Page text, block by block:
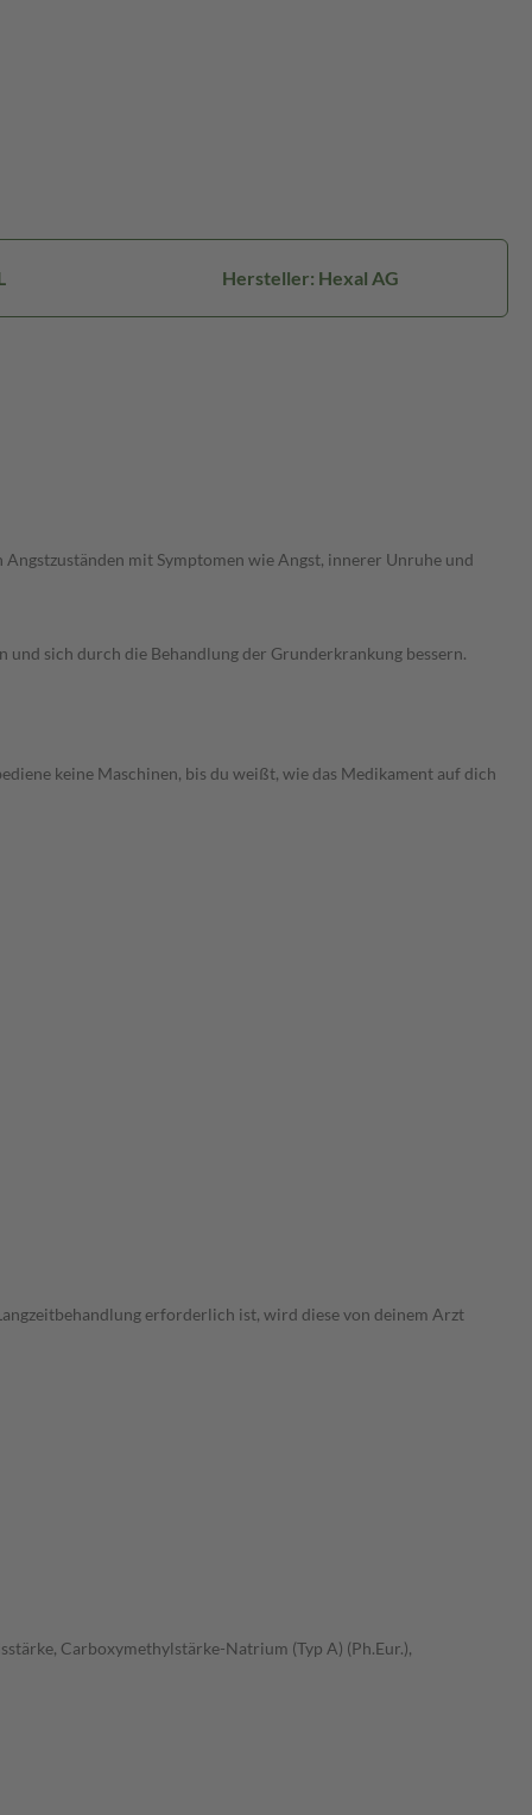
Hersteller: Hexal AG
mit Symptomen wie Angst, innerer Unruhe und
sich durch die Behandlung der Grunderkrankung bessern.
keine Maschinen, bis du weißt, wie das Medikament auf dich
erforderlich ist, wird diese von deinem Arzt
Carboxymethylstärke-Natrium (Typ A) (Ph.Eur.),